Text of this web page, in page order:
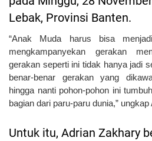
Lebak, Provinsi Banten.
“Anak Muda harus bisa
mengkampanyekan gerakan
gerakan seperti ini tidak hanya jadi
benar-benar gerakan yang
hingga nanti pohon-pohon ini
bagian dari paru-paru dunia,”
Untuk itu, Adrian Zakhary